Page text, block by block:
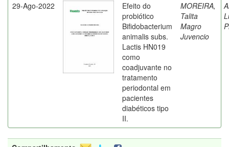
29-Ago-2022
Efeito do
probiótico
Bifidobacterium
animalis subs.
Lactis HN019
como
coadjuvante no
tratamento
periodontal em
pacientes
diabéticos tipo
II.
MOREIRA,
Talita
Magro
Juvencio